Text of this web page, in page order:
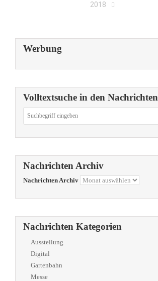
2018
Werbung
Volltextsuche in den Nachrichten
Nachrichten Archiv
Nachrichten Archiv
Nachrichten Kategorien
Ausstellung
Digital
Gartenbahn
Messe